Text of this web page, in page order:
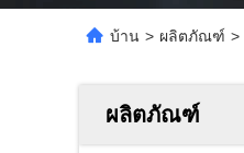
บ้าน > ผลิตภัณฑ์ >
ผลิตภัณฑ์